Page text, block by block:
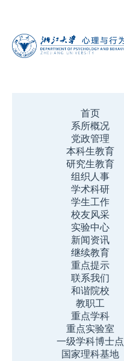
首页
系所概况
党政管理
本科生教育
研究生教育
组织人事
学术科研
学生工作
校友风采
实验中心
新闻资讯
继续教育
重点提示
联系我们
和谐院校
教职工
重点学科
重点实验室
一级学科博士点
国家理科基地